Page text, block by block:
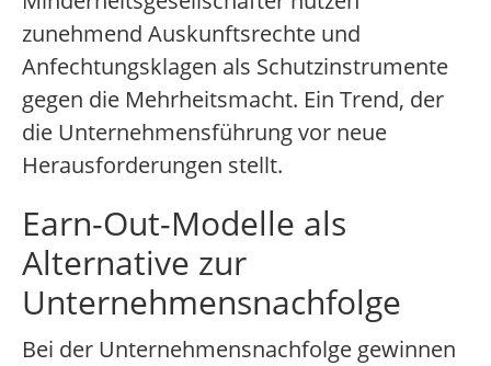
zunehmend Auskunftsrechte und
Anfechtungsklagen als Schutzinstrumente
gegen die Mehrheitsmacht. Ein Trend, der
die Unternehmensführung vor neue
Herausforderungen stellt.
Earn-Out-Modelle als
Alternative zur
Unternehmensnachfolge
Bei der Unternehmensnachfolge gewinnen